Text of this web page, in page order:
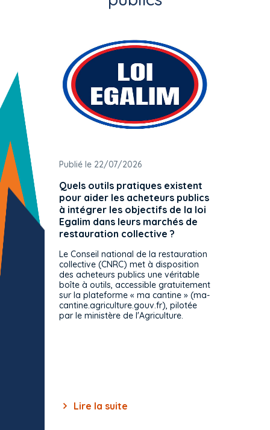
Publié le 22/07/2026
Quels outils pratiques existent
pour aider les acheteurs publics
à intégrer les objectifs de la loi
Egalim dans leurs marchés de
restauration collective ?
Le Conseil national de la restauration
collective (CNRC) met à disposition
des acheteurs publics une véritable
boîte à outils, accessible gratuitement
sur la plateforme « ma cantine » (ma-
cantine.agriculture.gouv.fr), pilotée
par le ministère de l'Agriculture.
Lire la suite